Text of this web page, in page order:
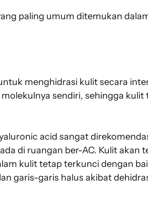
paling umum ditemukan
menghidrasi kulit secara
sendiri, sehingga kulit
acid sangat
di ruangan ber-AC. Kulit akan
kulit tetap terkunci dengan
garis-garis halus akibat